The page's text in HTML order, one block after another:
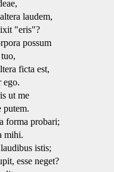
laudem,
"eris"?
possum
ficta est,
ut me
forma probari;
mihi.
istis;
esse neget?